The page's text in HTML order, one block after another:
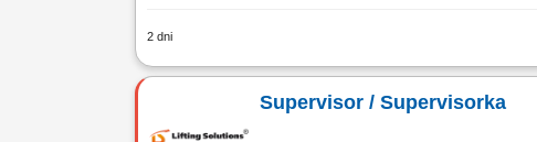
2 dni
Koordynowanie i nadzorowanie pracy
Supervisor / Supervisorka